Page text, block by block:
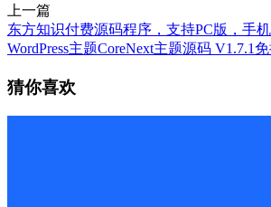
上一篇
东方知识付费源码程序，支持PC版，手
WordPress主题CoreNext主题源码 V1.7.1
猜你喜欢